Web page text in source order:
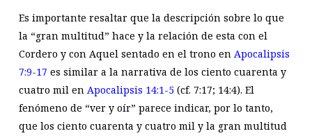
Es importante resaltar que la descripción sobre lo que
la “gran multitud” hace y la relación de esta con el
Cordero y con Aquel sentado en el trono en Apocalipsis
7:9-17 es similar a la narrativa de los ciento cuarenta y
cuatro mil en Apocalipsis 14:1-5 (cf. 7:17; 14:4). El
fenómeno de “ver y oír” parece indicar, por lo tanto,
que los ciento cuarenta y cuatro mil y la gran multitud